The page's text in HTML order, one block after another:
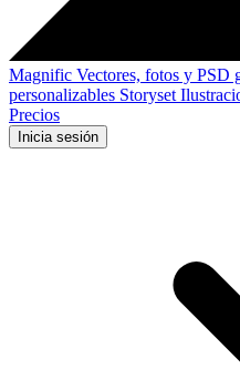
Magnific Vectores, fotos y PSD
personalizables Storyset
Precios
Inicia sesión